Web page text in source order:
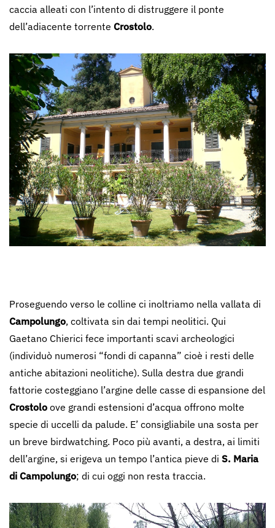
caccia alleati con l’intento di distruggere il ponte
dell’adiacente torrente Crostolo.
Proseguendo verso le colline ci inoltriamo nella vallata di
Campolungo, coltivata sin dai tempi neolitici. Qui
Gaetano Chierici fece importanti scavi archeologici
(individuò numerosi “fondi di capanna” cioè i resti delle
antiche abitazioni neolitiche). Sulla destra due grandi
fattorie costeggiano l’argine delle casse di espansione del
Crostolo ove grandi estensioni d’acqua offrono molte
specie di uccelli da palude. E’ consigliabile una sosta per
un breve birdwatching. Poco più avanti, a destra, ai limiti
dell’argine, si erigeva un tempo l’antica pieve di S. Maria
di Campolungo; di cui oggi non resta traccia.